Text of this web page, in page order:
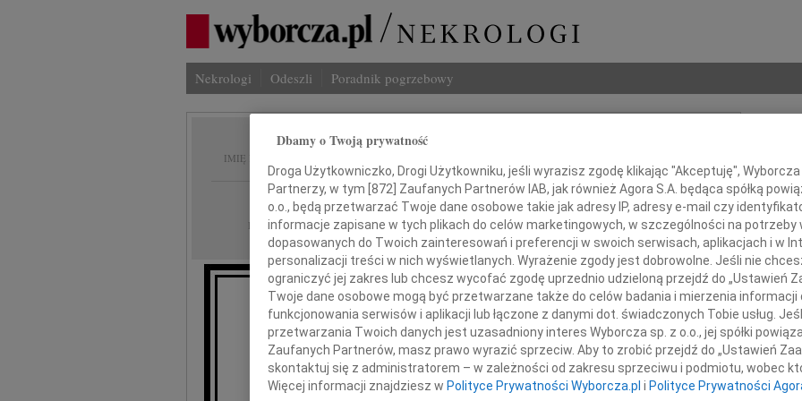
Nekrologi Odeszli Poradnik pogrzebowy
IMIĘ I NAZWISKO: Jadwiga Słowińska-Srzednicka
REGION: Warszawa
DATA EMISJI: 29.05.2026
Z wielkim żalem przyjęłam wiadomość o śmierci
INNE
Z
Z
27
Mgr
Dbamy o Twoją prywatność
Droga Użytkowniczko, Drogi Użytkowniku, jeśli wyrazisz zgodę klikając "Akceptuję",
Partnerzy, w tym [ 872 ] Zaufanych Partnerów IAB, jak również Agora S.A. będąca spółką
o.o., będą przetwarzać Twoje dane osobowe takie jak adresy IP, adresy e-mail czy
informacje zapisane w tych plikach do celów marketingowych, w szczególności na potrzeby
dopasowanych do Twoich zainteresowań i preferencji w swoich serwisach, aplikacjach i w
personalizacji treści w nich wyświetlanych. Wyrażenie zgody jest dobrowolne. Jeśli nie
ograniczyć jej zakres lub chcesz wycofać zgodę uprzednio udzieloną przejdź do „Ustawień
Twoje dane osobowe mogą być przetwarzane także do celów badania i mierzenia
funkcjonowania serwisów i aplikacji lub łączone z danymi dot. świadczonych Tobie usług.
przetwarzania Twoich danych jest uzasadniony interes Wyborcza sp. z o.o., jej spółki
Zaufanych Partnerów, masz prawo wyrazić sprzeciw. Aby to zrobić przejdź do „Ustawień
skontaktuj się z administratorem – w zależności od zakresu sprzeciwu i podmiotu, wobec
Więcej informacji znajdziesz w Polityce Prywatności Wyborcza.pl i Polityce Prywatności